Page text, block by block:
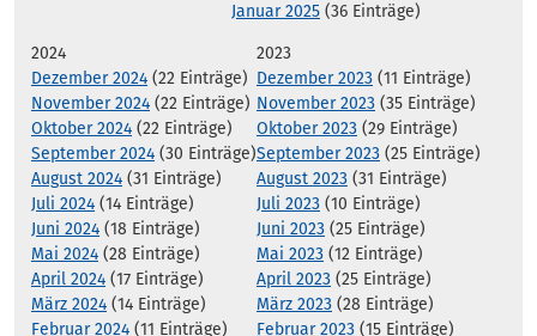
Januar 2025 (36 Einträge)
2024
Dezember 2024 (22 Einträge)
November 2024 (22 Einträge)
Oktober 2024 (22 Einträge)
September 2024 (30 Einträge)
August 2024 (31 Einträge)
Juli 2024 (14 Einträge)
Juni 2024 (18 Einträge)
Mai 2024 (28 Einträge)
April 2024 (17 Einträge)
März 2024 (14 Einträge)
Februar 2024 (11 Einträge)
2023
Dezember 2023 (11 Einträge)
November 2023 (35 Einträge)
Oktober 2023 (29 Einträge)
September 2023 (25 Einträge)
August 2023 (31 Einträge)
Juli 2023 (10 Einträge)
Juni 2023 (25 Einträge)
Mai 2023 (12 Einträge)
April 2023 (25 Einträge)
März 2023 (28 Einträge)
Februar 2023 (15 Einträge)